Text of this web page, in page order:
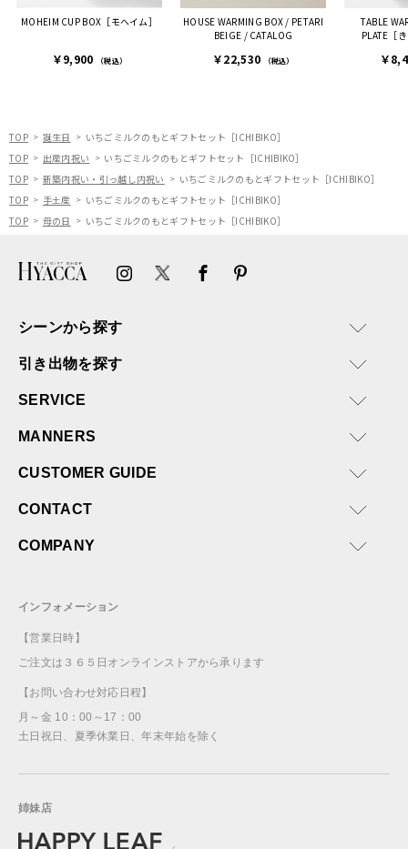
登録してログインできなく
困った際にも、迅速に回答
MOHEIM CUP BOX［モヘイム］
￥9,900 （税込）
HOUSE WARMING BOX / PETARI
BEIGE / CATALOG
￥22,530 （税込）
TABLE
PLATE［
￥
TOP 誕生日
いちごミルクのもとギフトセット［ICHIBIKO］
TOP
出産内祝い
いちごミルクのもとギフトセット［ICHIBIKO］
TOP
新築内祝い・引っ越し内祝い
いちごミルクのもとギフトセット［ICHIBIKO］
TOP
手土産
いちごミルクのもとギフトセット［ICHIBIKO］
TOP
母の日 いちごミルクのもとギフトセット［ICHIBIKO］
シーンから探す
引き出物を探す
SERVICE
MANNERS
CUSTOMER GUIDE
CONTACT
COMPANY
インフォメーション
【営業日時】
ご注文は３６５日オンラインストアから承ります
【お問い合わせ対応日程】
月～金 10：00～17：00
土日祝日、夏季休業日、年末年始を除く
姉妹店